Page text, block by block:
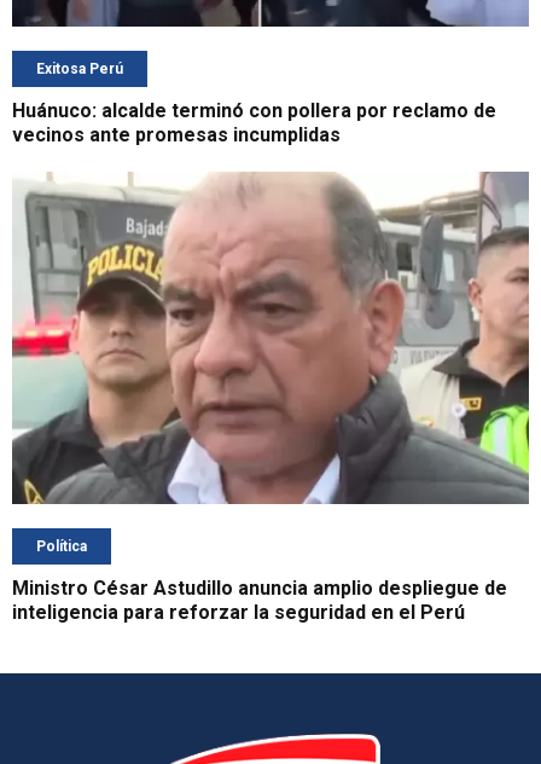
Exitosa Perú
Huánuco: alcalde terminó con pollera por reclamo de
vecinos ante promesas incumplidas
Política
Ministro César Astudillo anuncia amplio despliegue de
inteligencia para reforzar la seguridad en el Perú